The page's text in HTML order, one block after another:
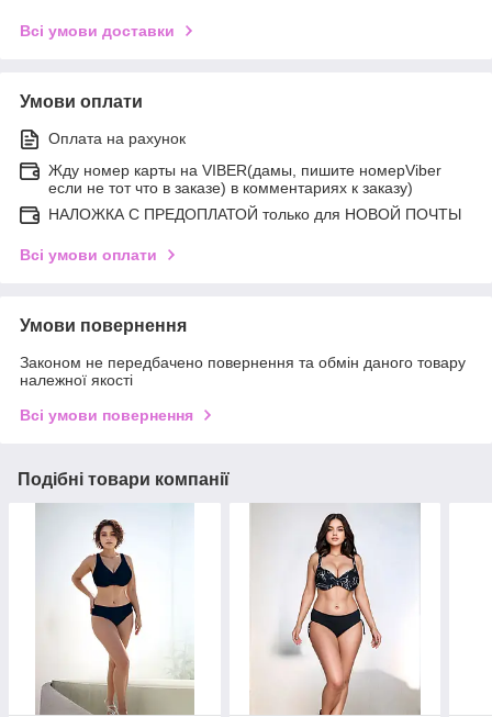
Всі умови доставки
Умови оплати
Оплата на рахунок
Жду номер карты на VIBER(дамы, пишите номерViber
если не тот что в заказе) в комментариях к заказу)
НАЛОЖКА С ПРЕДОПЛАТОЙ только для НОВОЙ ПОЧТЫ
Всі умови оплати
Умови повернення
Законом не передбачено повернення та обмін даного товару
належної якості
Всі умови повернення
Подібні товари компанії